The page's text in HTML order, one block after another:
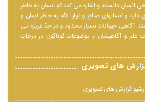
انسان دانسته و اشاره می کند که انسان به خاطر
و انسانهای صالح و اولیا الله به خاطر ایمان و
آگاهی حیوانات بسیار محدود و در حدّ غریزه می
علم و آگاهیشان از موضوعات گوناگون در درجات
های تصویری
گزارش های تصویری